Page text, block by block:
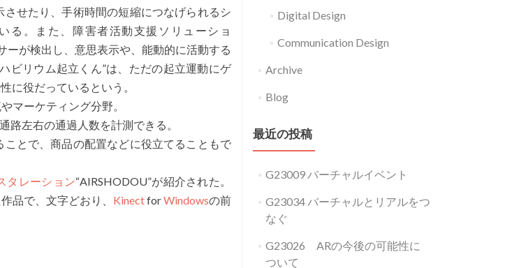
せたり、手術時間の短縮につなげられるシ
る。また、障害者活動支援ソリューショ
ーが検出し、意思表示や、能動的に活動する
ビリウム起立くん”は、ただの起立運動にゲ
に役だっているという。
マーケティング分野。
路左右の通過人数を計測できる。
とで、商品の配置などに役立てることもで
タレーション“AIRSHODOU”が紹介された。
品で、文字どおり、 KinectforWindowsの前
Digital Design
Communication Design
Archive
Blog
最近の投稿
G23009 バーチャルイベント
G23034 バーチャルとリアルをつ
なぐ
G23026 ARの今後の可能性に
ついて